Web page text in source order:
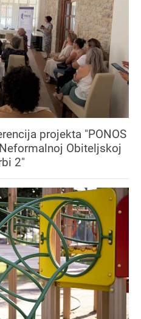
projekta "PONOS
Obiteljskoj
2"